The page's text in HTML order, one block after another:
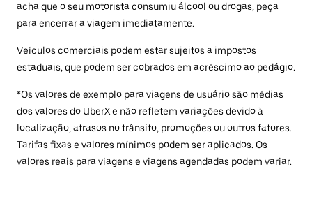
acha que o seu motorista consumiu álcool ou drogas, peça
para encerrar a viagem imediatamente.
Veículos comerciais podem estar sujeitos a impostos
estaduais, que podem ser cobrados em acréscimo ao pedágio.
*Os valores de exemplo para viagens de usuário são médias
dos valores do UberX e não refletem variações devido à
localização, atrasos no trânsito, promoções ou outros fatores.
Tarifas fixas e valores mínimos podem ser aplicados. Os
valores reais para viagens e viagens agendadas podem variar.